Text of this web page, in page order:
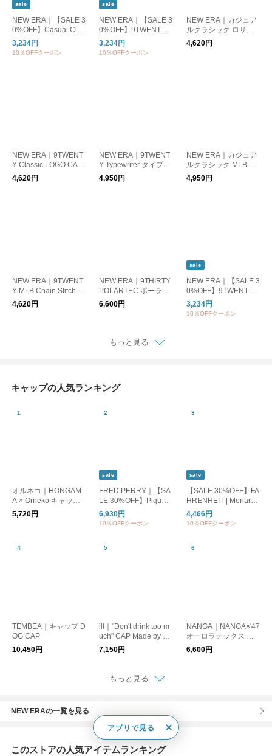
sale
NEW ERA｜【SALE 3
0%OFF】Casual Clas
sic SQUARE LOGO C
AP カジュアルクラシ
3,234円
10％OFFクーポン
sale
NEW ERA｜【SALE 3
0%OFF】9TWENTY
MLB ベージュ スウェ
ットバンド ニューヨ
3,234円
10％OFFクーポン
NEW ERA｜カジュア
ルクラシック ロサン
ゼルス・ドジャース
ミッドロゴ キャップ
4,620円
NEW ERA｜9TWENT
Y Classic LOGO CAP
クラシックロゴ キャ
ップ ブラック 帽子 14
4,620円
NEW ERA｜9TWENT
Y Typewriter タイプラ
イター ベースボール
キャップ 帽子 147450
4,950円
NEW ERA｜カジュア
ルクラシック MLB Un
der Visor Logo アンダ
ーバイザーロゴ ドジ
4,950円
NEW ERA｜9TWENT
Y MLB Chain Stitch チ
ェーンステッチ[ニュ
ーヨーク・ヤンキース
4,620円
NEW ERA｜9THIRTY
POLARTEC ポーラテ
ック ニューヨーク・
ヤンキース ネイビー 1
6,600円
sale
NEW ERA｜【SALE 3
0%OFF】9TWENTY
Circle LOGO CAP サ
ークルロゴ キャップ
3,234円
10％OFFクーポン
もっと見る
キャップの人気ランキング
オルネコ｜HONGAM
A × Orneko キャップ
／CATS ARE THE BE
ST
5,720円
sale
FRED PERRY｜【SA
LE 30%OFF】Pique
Classic Cap ピケキャ
ップ メンズ レディー
6,930円
10％OFFクーポン
sale
【SALE 30%OFF】FA
HRENHEIT | Monarch
s / Hummingbirds Em
broidery Cap キャッ
4,466円
10％OFFクーポン
TEMBEA｜キャップ D
OG CAP
10,450円
ill｜"Don't drink too m
uch" CAP Made by D
ECHO
7,150円
NANGA｜NANGA×'47
オーロラテックス キ
ャップ
6,600円
もっと見る
NEW ERAの一覧を見る
このストアの人気アイテムランキング
アプリで見る